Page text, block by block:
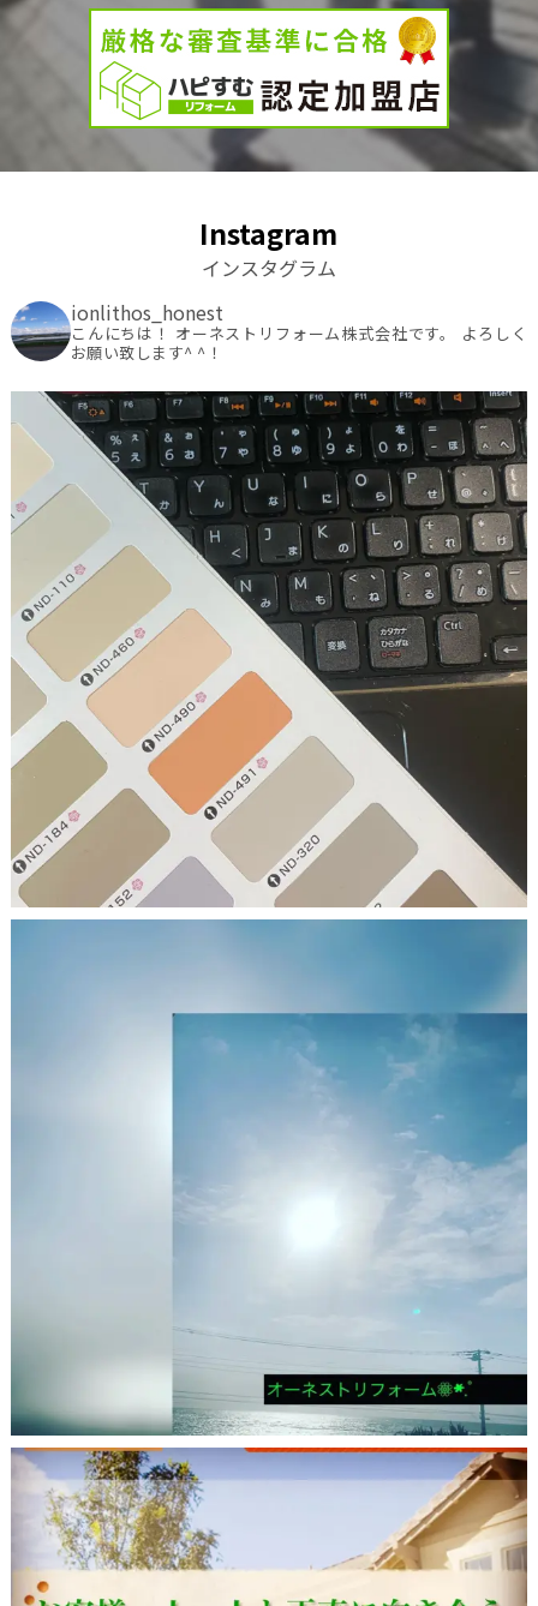
Instagram
インスタグラム
ionlithos_honest
こんにちは！ オーネストリフォーム株式会社です。
よろしく
お願い致します^ ^！